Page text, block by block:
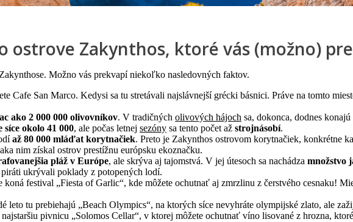
ostrove Zakynthos, ktoré vás (možno)
Možno vás prekvapí niekoľko nasledovných faktov.
Cafe San Marco. Kedysi sa tu stretávali najslávnejší grécki básnici. Práve na tomto
ako 2 000 000 olivovníkov. V tradičných olivových hájoch sa, dokonca, dodnes
okolo 41 000, ale počas letnej sezóny sa tento počet až strojnásobí.
až 80 000 mláďat korytnačiek. Preto je Zakynthos ostrovom korytnačiek, konkrétne
nim získal ostrov prestížnu európsku ekoznačku.
pláž v Európe, ale skrýva aj tajomstvá. V jej útesoch sa nachádza množstvo
ukrývali poklady z potopených lodí.
koná festival „Fiesta of Garlic“, kde môžete ochutnať aj zmrzlinu z čerstvého cesnaku!
leto tu prebiehajú „Beach Olympics“, na ktorých síce nevyhráte olympijské zlato, ale
pivnicu „Solomos Cellar“, v ktorej môžete ochutnať víno lisované z hrozna,